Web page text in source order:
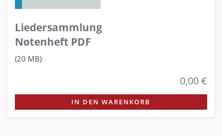
Liedersammlung
Notenheft PDF
(20 MB)
0,00 €
IN DEN WARENKORB